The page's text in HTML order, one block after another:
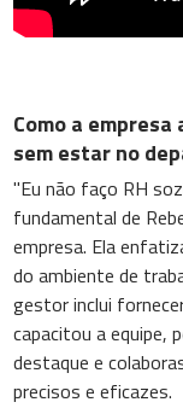
Como a
sem estar no
"Eu não faço RH
fundamental de
empresa. Ela
do ambiente de
gestor inclui
capacitou a equipe,
destaque e
precisos e eficazes.